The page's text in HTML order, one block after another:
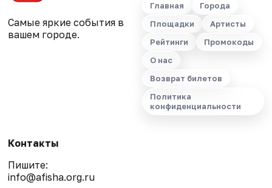
Самые яркие события в
вашем городе.
Главная
Города
Площадки
Артисты
Рейтинги
Промокоды
О нас
Возврат билетов
Политика
конфиденциальности
Контакты
Пишите:
info@afisha.org.ru